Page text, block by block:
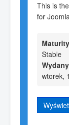
This is
for
Maturity
Stable
Wydany
wtorek,